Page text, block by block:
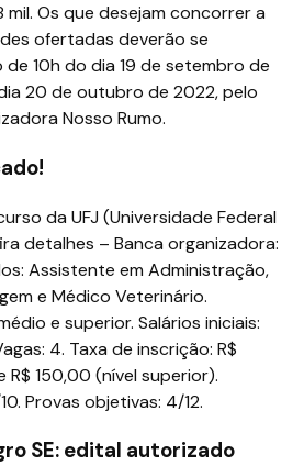
mil. Os que desejam concorrer a
ofertadas deverão se
10h do dia 19 de setembro de
20 de outubro de 2022, pelo
Nosso Rumo.
da UFJ (Universidade Federal
detalhes – Banca organizadora:
Assistente em Administração,
e Médico Veterinário.
e superior. Salários iniciais:
4. Taxa de inscrição: R$
R$ 150,00 (nível superior).
Provas objetivas: 4/12.
SE: edital autorizado